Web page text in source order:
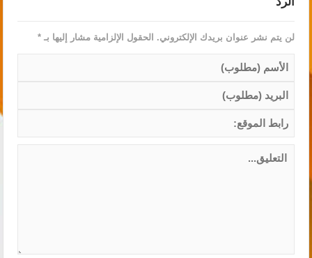
لن يتم نشر عنوان بريدك الإلكتروني. الحقول الإلزامية مشار إليها بـ*